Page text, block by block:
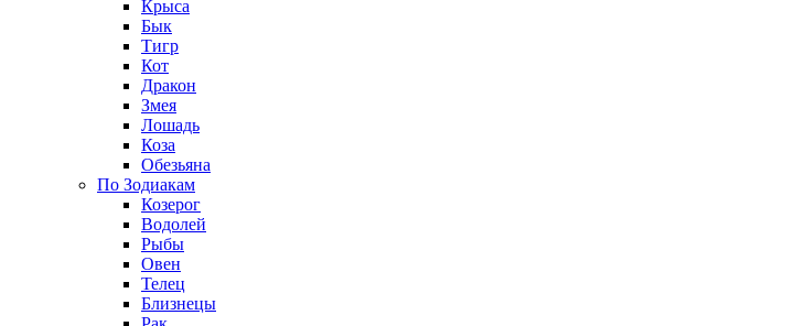
Крыса
Бык
Тигр
Кот
Дракон
Змея
Лошадь
Коза
Обезьяна
По Зодиакам
Козерог
Водолей
Рыбы
Овен
Телец
Близнецы